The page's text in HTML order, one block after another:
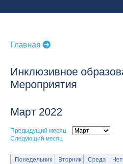
Главная
Инклюзивное
Мероприятия
Март 2022
Предыдущий месяц
Следующий месяц
Понедельник Вторник Среда